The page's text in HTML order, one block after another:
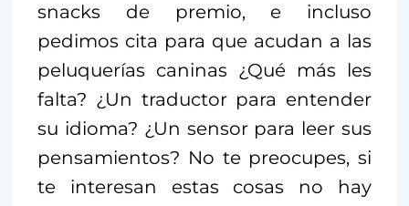
snacks de premio, e incluso
pedimos cita para que acudan a las
peluquerías caninas ¿Qué más les
falta? ¿Un traductor para entender
su idioma? ¿Un sensor para leer sus
pensamientos? No te preocupes, si
te interesan estas cosas no hay